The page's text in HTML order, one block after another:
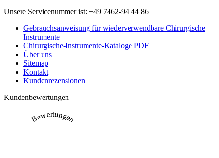
Unsere Servicenummer ist: +49 7462-94 44 86
Gebrauchsanweisung für wiederverwendbare Chirurgische
Instrumente
Chirurgische-Instrumente-Kataloge PDF
Über uns
Sitemap
Kontakt
Kundenrezensionen
Kundenbewertungen
Bewertungen